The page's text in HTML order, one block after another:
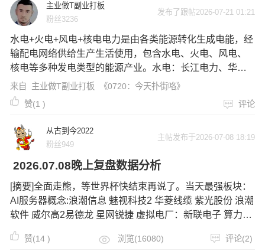
主业做T副业打板
粉丝3236
发布了跟帖2026-07-21 01:21
水电+火电+风电+核电电力是由各类能源转化生成电能，经
输配电网络供给生产生活使用，包含水电、火电、风电、
核电等多种发电类型的能源产业。水电：长江电力、华能
水电、桂冠电力、湖南发展、乐山电力、甘肃能源、
来自 主业做T副业打板
《0720：今天扑街咯》
赞(1 ) 评论
从古到今2022
粉丝949
主帖发布于2026-07-08 18:19
2026.07.08晚上复盘数据分析
[摘要]全面走熊，等世界杯快结束再说了。当天最强板块：
AI服务器概念:浪潮信息 魅视科技2 华菱线缆 紫光股份 浪潮
软件 威尔高2易德龙 星网锐捷 虚拟电厂：新联电子 算力：
恒为科技 广电运通药：太极集团 双鹭药业 津药药业液冷：
朗威股份光刻胶：兴业股份 大消费：中百集团 油气：山东
赞(14 ) 浏览(16080) 评论(2)